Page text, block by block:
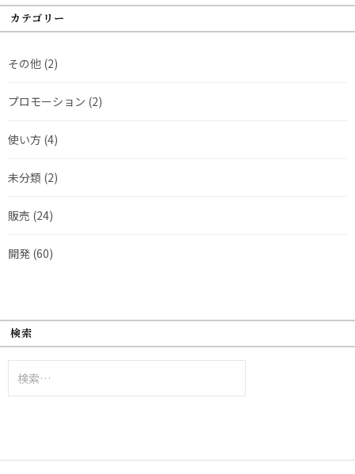
カテゴリー
その他 (2)
プロモーション (2)
使い方 (4)
未分類 (2)
販売 (24)
開発 (60)
検索
索: